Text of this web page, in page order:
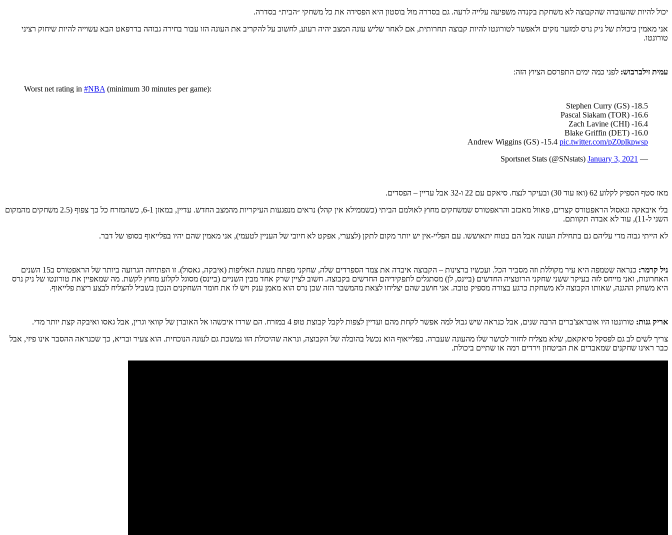
יכול להיות שהעובדה שהקבוצה לא משחקת בקנדה משפיעה עלייה לרעה. גם בסדרה מול בוסטון היא הפסידה את כל משחקי ״הבית״ בסדרה.
אני מאמין ביכולת של ניק נרס למזער נזקים ולאפשר לטורונטו להיות קבוצה תחרותית, אם לאחר שליש עונה המצב יהיה רעוע, לחשוב על להקריב את העונה הזו עבור בחירה גבוהה בדרפאט הבא עשוייה להיות שיחוק רציני
טורונטו.
עמית זילברבוש: לפני כמה ימים התפרסם הציוץ הזה:
Worst net rating in #NBA(minimum 30 minutes per game):
Stephen Curry (GS) -18.5
Pascal Siakam (TOR) -16.6
Zach Lavine (CHI) -16.4
Blake Griffin (DET) -16.0
Andrew Wiggins (GS) -15.4 pic.twitter.com/pZ0plkpwsp
— Sportsnet Stats (@SNstats)
January 3, 2021
מאז סטף הספיק לקלוע 62 (ואז עוד 30) ובעיקר לנצח. סיאקם עם 22 ו-32 אבל עדיין – הפסדים.
בלי איבאקה וגאסול הראפטורס קצרים, פאוול מאכזב והראפטורס שמשחקים מחוץ לאולמם הביתי (כשממילא אין קהל) נראים מנפגעות העיקריות מהמצב החדש. עדיין, במאזן 6-1, כשהמזרח כל כך צפוף (2.5 משחקים מהמקום
השני ל-11), עוד לא אבדה תקוותם.
לא הייתי גבוה מדי עליהם גם בתחילת העונה אבל הם בטוח יתאוששו. עם הפליי-אין יש יותר מקום לתקן (לצערי, אפקט לא חיובי של העניין לטעמי), אני מאמין שהם יהיו בפלייאוף בסופו של דבר.
ניל קרמר:
כנראה שטמפה היא עיר מקוללת וזה מסביר הכל. ועכשיו ברצינות – הקבוצה איבדה את צמד הספרדים שלה, שחקני מפתח מעונת האליפות (איבקה, גאסול). זו הפתיחה הגרועה ביותר של הראפטורס ב15 השנים
האחרונות, ואני מייחס לזה בעיקר ששני שחקני הרוטציה החדשים (ביינס, לן) מסתגלים לתפקידיהם החדשים בקבוצה. חשוב לציין שרק אחד מבין השניים (ביינס) מסוגל לקלוע מחוץ לקשת. מה שמאפיין את טורונטו של ניק נרס
היא משחק ההגנה, שאותו הקבוצה לא משחקת כרגע בצורה מספיק טובה. אני חושב שהם יצליחו לצאת מהמשבר הזה שכן נרס הוא מאמן ענק ויש לו את חומר השחקנים הנכון בשביל להצליח לבצע ריצת פלייאוף.
אריק גנות: טורונטו היו אובראצ'ברים הרבה שנים, אבל כנראה שיש גבול למה אפשר לקחת מהם ועדיין לצפות לקבל קבוצת טופ 4 במזרח. הם שרדו איכשהו אל האובדן של קוואי וגרין, אבל גאסו ואיבקה קצת יותר מדי.
צריך לשים לב גם לפסקל סיאקאם, שלא מצליח לחזור לכושר שלו מהעונה שעברה. בפלייאוף הוא נכשל בהובלה של הקבוצה, ונראה שהיכולת הזו נמשכת גם לעונה הנוכחית. הוא צעיר ובריא, כך שכנראה ההסבר אינו פיזי, אבל
כבר ראינו שחקנים שמאבדים את הביטחון וירדים רמה או שתיים ביכולת.